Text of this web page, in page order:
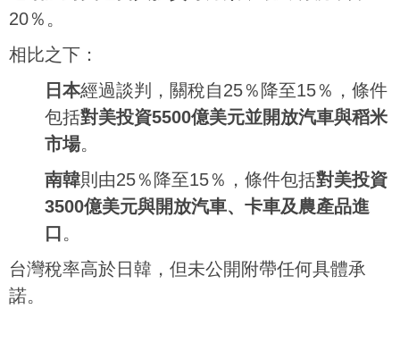
20％。
相比之下：
日本經過談判，關稅自25％降至15％，條件
包括對美投資5500億美元並開放汽車與稻米
市場。
南韓則由25％降至15％，條件包括對美投資
3500億美元與開放汽車、卡車及農產品進
口 。
台灣稅率高於日韓，但未公開附帶任何具體承
諾。